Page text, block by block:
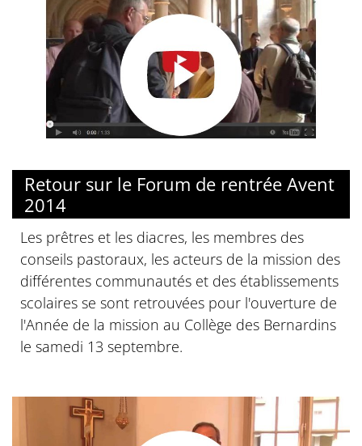
Retour sur le Forum de rentrée Avent
2014
Les prêtres et les diacres, les membres des
conseils pastoraux, les acteurs de la mission des
différentes communautés et des établissements
scolaires se sont retrouvées pour l'ouverture de
l'Année de la mission au Collège des Bernardins
le samedi 13 septembre.